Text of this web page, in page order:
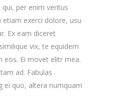
per enim veritus
etiam exerci dolore, usu
Ex eam diceret
vix, te equidem
eos. Ei movet elitr mea.
ad. Fabulas
ei quo, altera numquam